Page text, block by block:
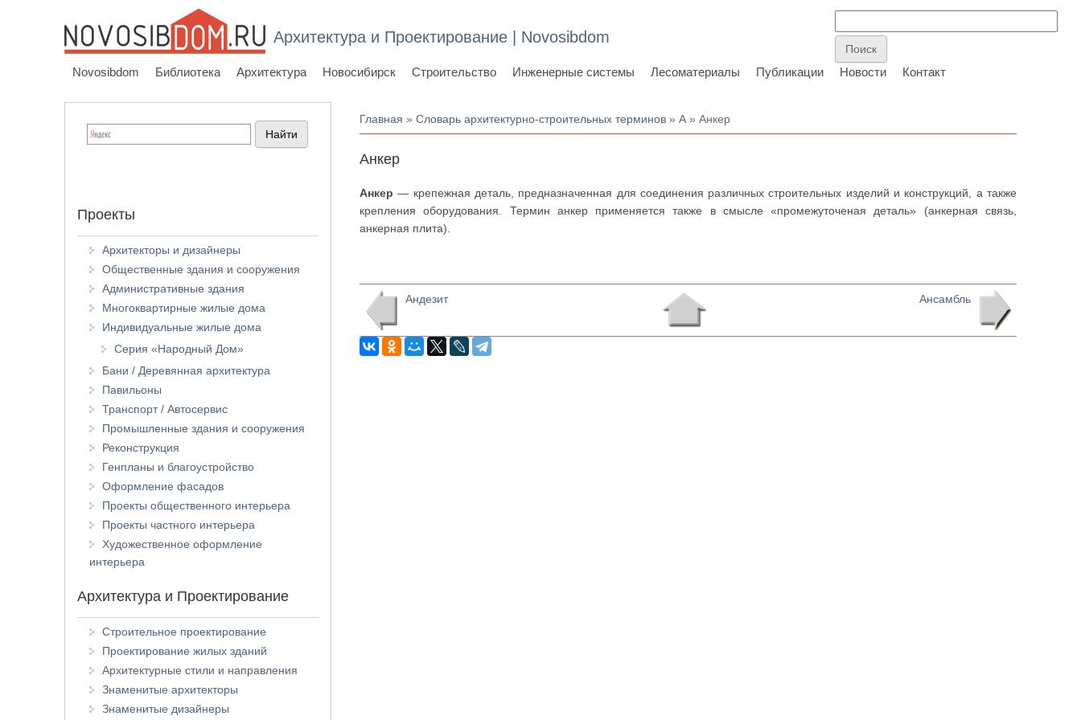
Архитектура и Проектирование | Novosibdom
Novosibdom Библиотека Архитектура Новосибирск Строительство Инженерные системы Лесоматериалы Публикации Новости Контакт
Вы здесь
Главная »Словарь архитектурно-строительных терминов »А » Анкер
Анкер
Анкер — крепежная деталь, предназначенная для соединения различных строительных изделий и конструкций, а также
крепления оборудования. Термин анкер применяется также в смысле «промежуточеная деталь» (анкерная связь,
анкерная плита).
Андезит Ансамбль
Проекты
Архитекторы и дизайнеры
Общественные здания и сооружения
Административные здания
Многоквартирные жилые дома
Индивидуальные жилые дома
Серия «Народный Дом»
Бани / Деревянная архитектура
Павильоны
Транспорт / Автосервис
Промышленные здания и сооружения
Реконструкция
Генпланы и благоустройство
Оформление фасадов
Проекты общественного интерьера
Проекты частного интерьера
Художественное оформление
интерьера
Архитектура и Проектирование
Строительное проектирование
Проектирование жилых зданий
Архитектурные стили и направления
Знаменитые архитекторы
Знаменитые дизайнеры